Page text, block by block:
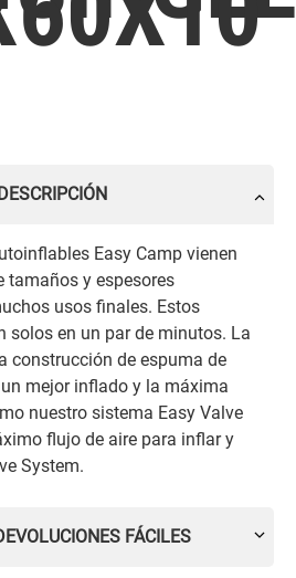
Easy Camp vienen
tamaños y espesores
usos finales. Estos
solos en un par de minutos. La
construcción de espuma de
mejor inflado y la máxima
nuestro sistema Easy Valve
flujo de aire para inflar y
System.
FÁCILES